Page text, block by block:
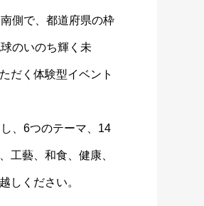
側で、都道府県の枠
のいのち輝く未
だく体験型イベント
、6つのテーマ、14
工藝、和食、健康、
しください。